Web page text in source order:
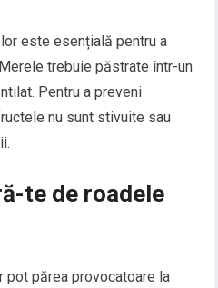
este esențială pentru a
trebuie păstrate într-un
Pentru a preveni
nu sunt stivuite sau
te de roadele
pot părea provocatoare la